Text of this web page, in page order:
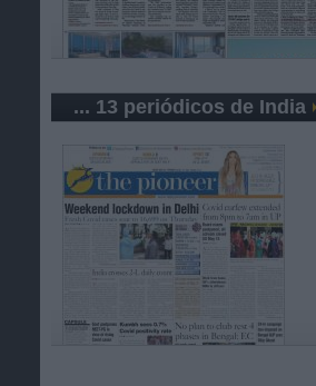
... 13 periódicos de India